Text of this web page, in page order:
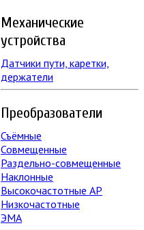
Механические
устройства
Датчики пути, каретки,
держатели
Преобразователи
Съёмные
Совмещенные
Раздельно-совмещенные
Наклонные
Высокочастотные АР
Низкочастотные
ЭМА